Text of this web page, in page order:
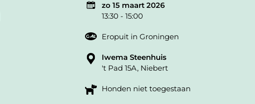
zo 15 maart 2026
13:30 - 15:00
Eropuit in Groningen
Iwema Steenhuis
't Pad 15A, Niebert
Honden niet toegestaan